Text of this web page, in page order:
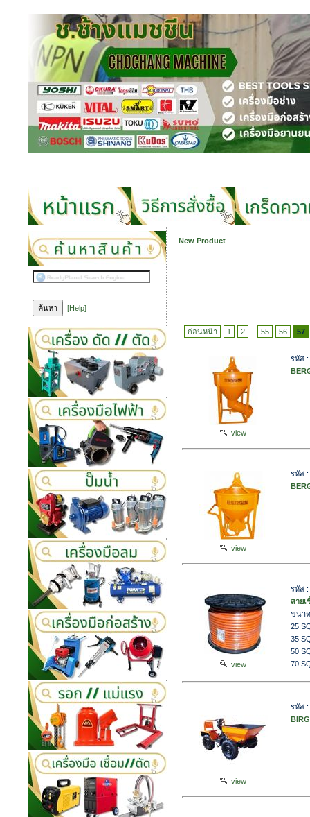
[Help]
New Product
ก่อนหน้า 1 2 55 56 57
view
รหัส :
view
รหัส :
view
รหัส :
สาย
ขนา
25
35
50
70
view
รหัส :